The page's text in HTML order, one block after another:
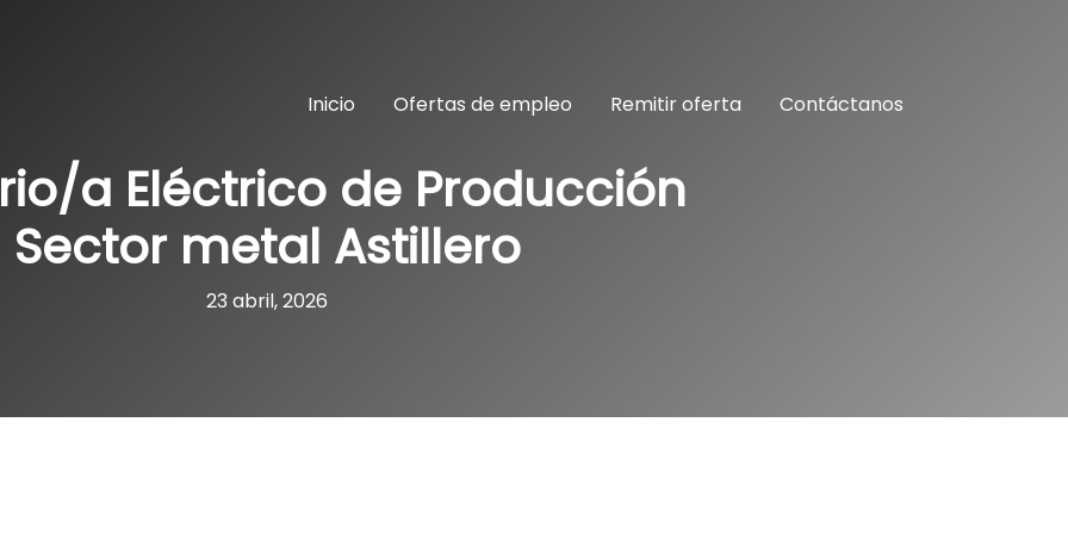
Inicio
Ofertas de empleo Remitir oferta Contáctanos
a Eléctrico de Producción
Sector metal Astillero
23 abril, 2026